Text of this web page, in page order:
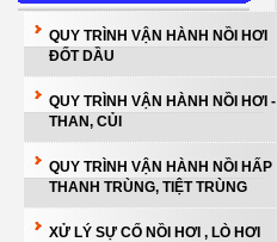
QUY TRÌNH VẬN HÀNH NỒI HƠI
ĐỐT DẦU
QUY TRÌNH VẬN HÀNH NỒI HƠI -
THAN, CỦI
QUY TRÌNH VẬN HÀNH NỒI HẤP
THANH TRÙNG, TIỆT TRÙNG
XỬ LÝ SỰ CỐ NỒI HƠI , LÒ HƠI